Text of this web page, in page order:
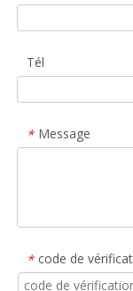
Tél
* Message
* code de